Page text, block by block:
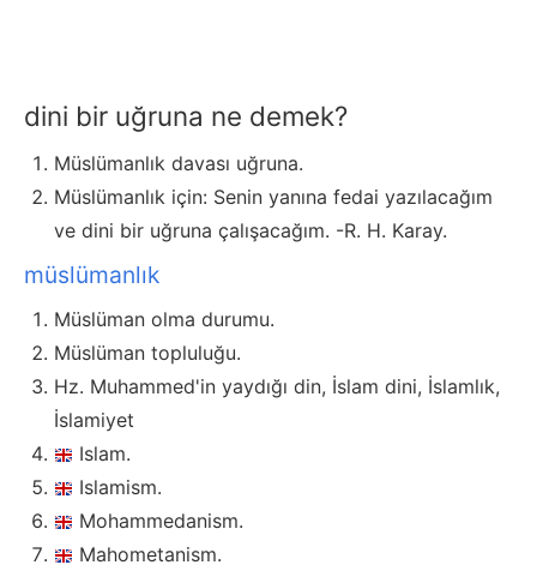
dini bir uğruna ne demek?
Müslümanlık davası uğruna.
Müslümanlık için: Senin yanına fedai yazılacağım
ve dini bir uğruna çalışacağım. -R. H. Karay.
müslümanlık
Müslüman olma durumu.
Müslüman topluluğu.
Hz. Muhammed'in yaydığı din, İslam dini, İslamlık,
İslamiyet
Islam.
Islamism.
Mohammedanism.
Mahometanism.